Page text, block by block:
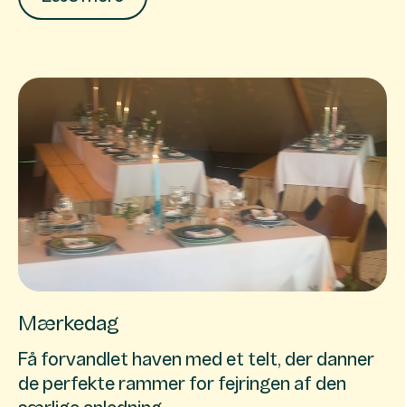
Mærkedag
Få forvandlet haven med et telt, der danner
de perfekte rammer for fejringen af den